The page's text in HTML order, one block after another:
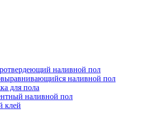
наливной пол
наливной пол
для пола
наливной пол
клей